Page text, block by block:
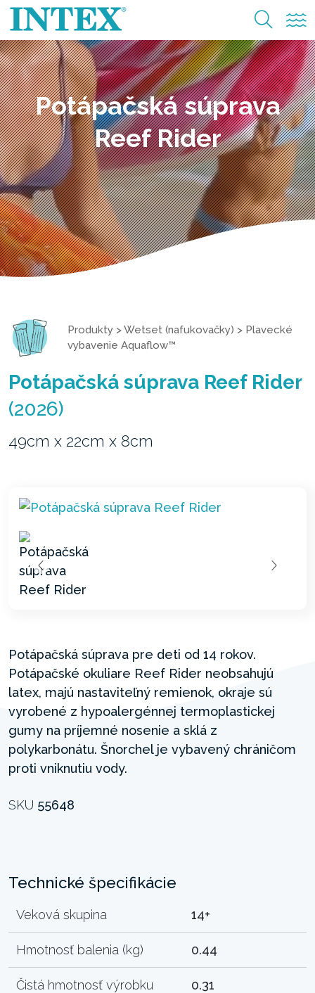
Potápačská súprava
Reef Rider
Produkty >Wetset (nafukovačky) > Plavecké
vybavenie Aquaflow™
Potápačská súprava Reef Rider
(2026)
49cm x 22cm x 8cm
Potápačská súprava pre deti od 14 rokov.
Potápačské okuliare Reef Rider neobsahujú
latex, majú nastaviteľný remienok, okraje sú
vyrobené z hypoalergénnej termoplastickej
gumy na príjemné nosenie a sklá z
polykarbonátu. Šnorchel je vybavený chráničom
proti vniknutiu vody.
SKU 55648
Technické špecifikácie
Veková skupina 14+
Hmotnosť balenia (kg) 0.44
Čistá hmotnosť výrobku
0.31